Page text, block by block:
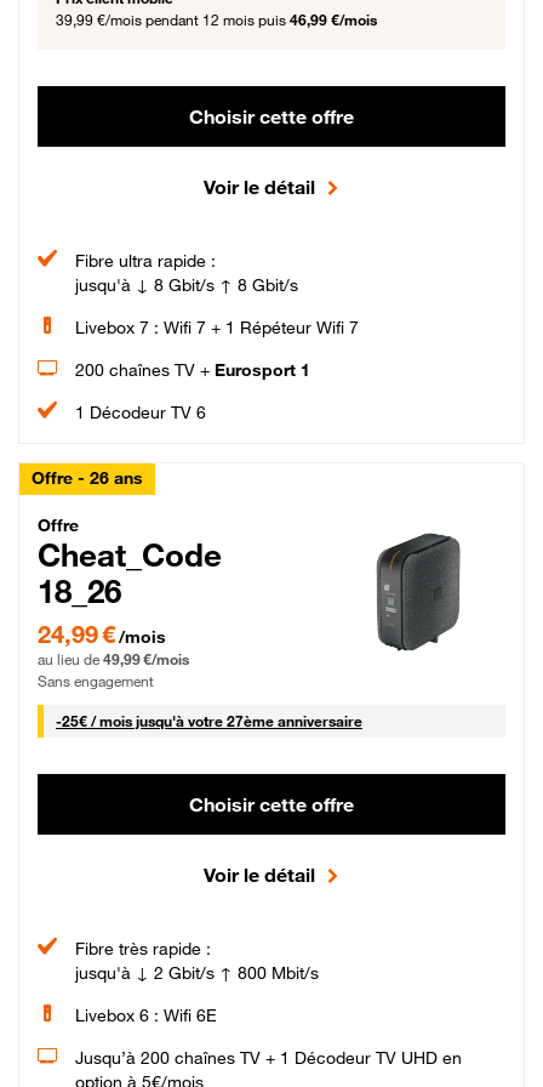
39,99 €/mois pendant 12 mois puis 46,99 €/mois
Choisir cette offre
Voir le détail
Fibre ultra rapide :
jusqu'à ↓ 8 Gbit/s ↑ 8 Gbit/s
Livebox 7 : Wifi 7 + 1 Répéteur Wifi 7
200 chaînes TV + Eurosport 1
1 Décodeur TV 6
Offre - 26 ans
Cheat_Code Fibre_18_26
Offre
Cheat_Code
18_26
24,99 € par mois pendant 0 mois puis 49,99 € par mois, Sans engagement
24,99 €/mois
au lieu de 49,99 €/mois
Sans engagement
-25€ / mois25 € par mois
jusqu'à votre 27ème anniversaire
Choisir cette offre
Voir le détail
Fibre très rapide :
jusqu'à ↓ 2 Gbit/s ↑ 800 Mbit/s
Livebox 6 : Wifi 6E
Jusqu’à 200 chaînes TV + 1 Décodeur TV UHD en
option à 5€/mois